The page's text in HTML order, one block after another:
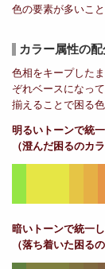
色の要素が多いこと
カラー属性の
色相をキープした
ぞれベースになっ
揃えることで困る
明るいトーンで統
（澄んだ困るのカ
暗いトーンで統一
（落ち着いた困る